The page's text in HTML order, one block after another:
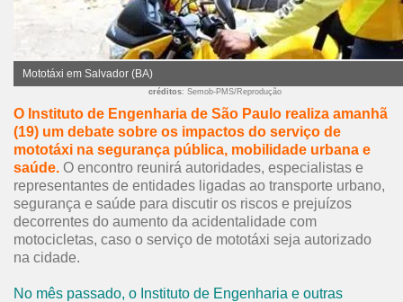
Mototáxi em Salvador (BA)
créditos: Semob-PMS/Reprodução
O Instituto de Engenharia de São Paulo realiza amanhã
(19) um debate sobre os impactos do serviço de
mototáxi na segurança pública, mobilidade urbana e
saúde. O encontro reunirá autoridades, especialistas e
representantes de entidades ligadas ao transporte urbano,
segurança e saúde para discutir os riscos e prejuízos
decorrentes do aumento da acidentalidade com
motocicletas, caso o serviço de mototáxi seja autorizado
na cidade.
No mês passado, o Instituto de Engenharia e outras